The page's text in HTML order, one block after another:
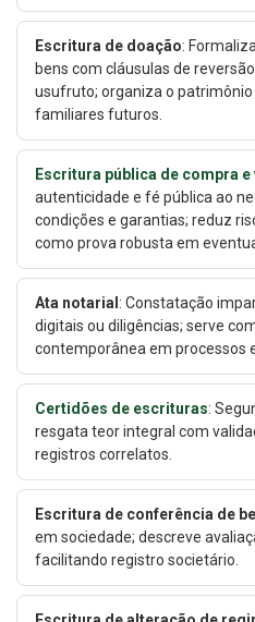
Escritura de doação:
bens com cláusulas de
usufruto; organiza o
familiares futuros.
Escritura pública de compra e
autenticidade e fé pública ao
condições e garantias; reduz
como prova robusta em
Ata notarial : Constatação
digitais ou diligências; serve
contemporânea em processos
Certidões de escrituras:
resgata teor integral com
registros correlatos.
Escritura de conferência de
em sociedade; descreve
facilitando registro societário.